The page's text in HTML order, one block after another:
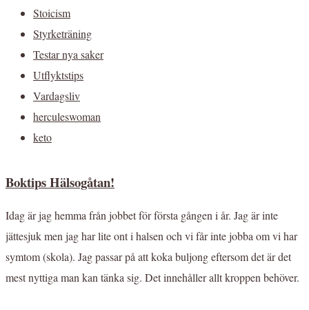
Stoicism
Styrketräning
Testar nya saker
Utflyktstips
Vardagsliv
herculeswoman
keto
Boktips Hälsogåtan!
Idag är jag hemma från jobbet för första gången i år. Jag är inte
jättesjuk men jag har lite ont i halsen och vi får inte jobba om vi har
symtom (skola). Jag passar på att koka buljong eftersom det är det
mest nyttiga man kan tänka sig. Det innehåller allt kroppen behöver.